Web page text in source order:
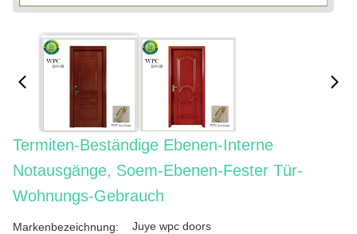
Termiten-Beständige Ebenen-Interne
Notausgänge, Soem-Ebenen-Fester Tür-
Wohnungs-Gebrauch
Markenbezeichnung: Juye wpc doors